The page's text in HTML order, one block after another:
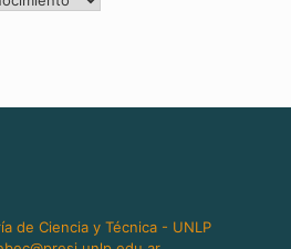
de Ciencia y Técnica - UNLP